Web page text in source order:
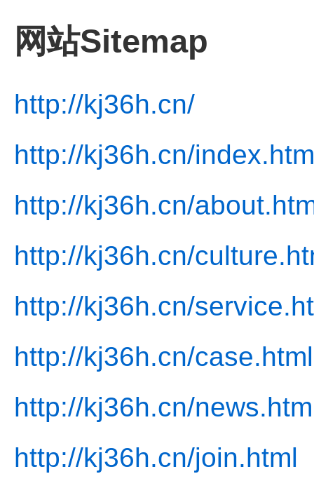
网站Sitemap
http://kj36h.cn/
http://kj36h.cn/
http://kj36h.cn/
http://kj36h.cn/
http://kj36h.cn/
http://kj36h.cn/case.html
http://kj36h.cn/
http://kj36h.cn/join.html